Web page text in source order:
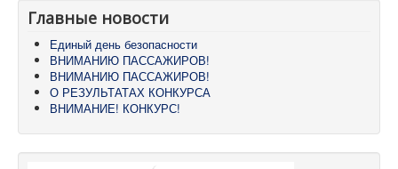
Главные новости
Единый день безопасности
ВНИМАНИЮ ПАССАЖИРОВ!
ВНИМАНИЮ ПАССАЖИРОВ!
О РЕЗУЛЬТАТАХ КОНКУРСА
ВНИМАНИЕ! КОНКУРС!